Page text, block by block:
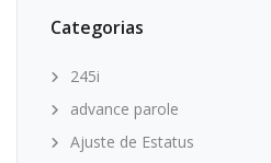
Categorias
245i
advance parole
Ajuste de Estatus